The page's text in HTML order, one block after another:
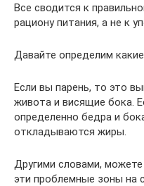
Все сводится к
рациону питания, а не к
Давайте определим
Если вы парень, то это
живота и висящие бока.
определенно бедра и
откладываются жиры.
Другими словами,
эти проблемные зоны на